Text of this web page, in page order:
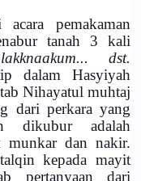
acara pemakaman
tanah 3 kali
dst.
dalam Hasyiyah
Nihayatul muhtaj
dari perkara yang
dikubur adalah
munkar dan nakir.
kepada mayit
pertanyaan dari